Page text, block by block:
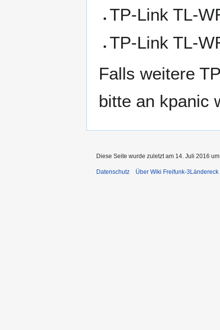
TP-Link TL-
TP-Link TL-
Falls weitere
bitte an kpanic
Diese Seite wurde zuletzt am 14. Juli 2016
Datenschutz Über Wiki Freifunk-3Ländereck